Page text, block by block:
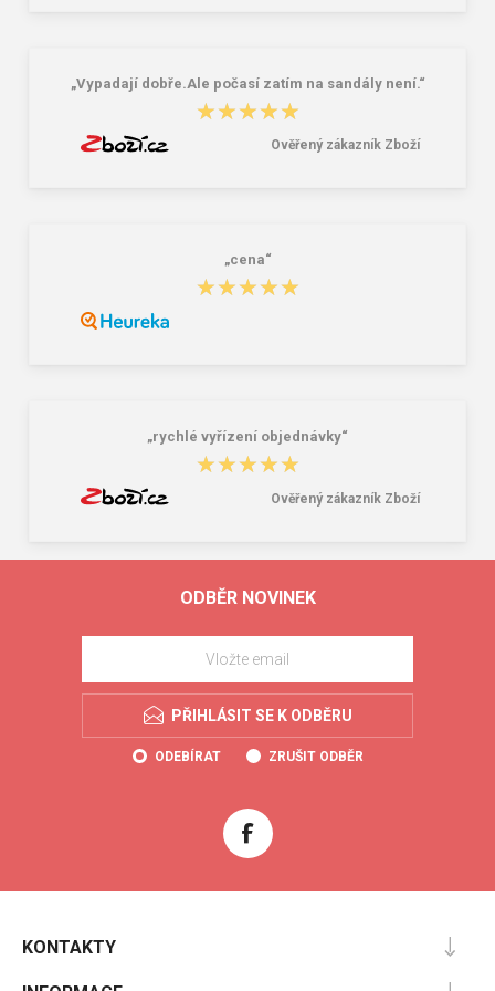
„Vypadají dobře.Ale počasí zatím na sandály není.“
★★★★★
★★★★★
Ověřený zákazník Zboží
„cena“
★★★★★
★★★★★
„rychlé vyřízení objednávky“
★★★★★
★★★★★
Ověřený zákazník Zboží
ODBĚR NOVINEK
PŘIHLÁSIT SE K ODBĚRU
ODEBÍRAT ZRUŠIT ODBĚR
KONTAKTY